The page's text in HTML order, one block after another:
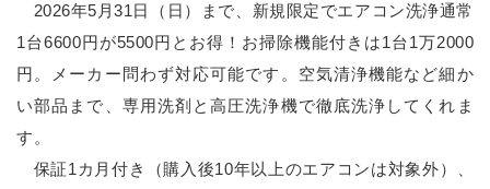
2026年5月31日（日）まで、新規限定でエアコン洗浄通常
1台6600円が5500円とお得！お掃除機能付きは1台1万2000
円。メーカー問わず対応可能です。空気清浄機能など細か
い部品まで、専用洗剤と高圧洗浄機で徹底洗浄してくれま
す。
保証1カ月付き（購入後10年以上のエアコンは対象外）、